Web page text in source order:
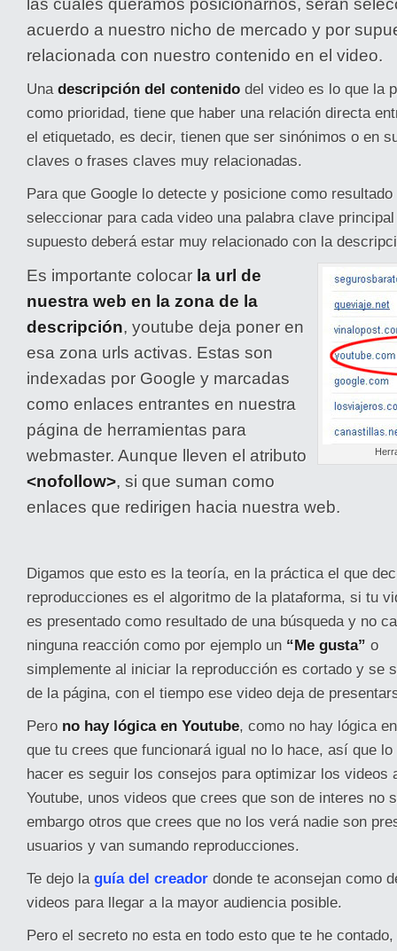
las cuales queramos posicionarnos, serán
acuerdo a nuestro nicho de mercado y por
relacionada con nuestro contenido en el video.
Una descripción del contenido del video es lo que la
como prioridad, tiene que haber una relación directa
el etiquetado, es decir, tienen que ser sinónimos o en
claves o frases claves muy relacionadas.
Para que Google lo detecte y posicione como
seleccionar para cada video una palabra clave
supuesto deberá estar muy relacionado con la
Es importante colocar la url de
nuestra web en la zona de la
descripción, youtube deja poner en
esa zona urls activas. Estas son
indexadas por Google y marcadas
como enlaces entrantes en nuestra
página de herramientas para
webmaster. Aunque lleven el atributo
<nofollow>, si que suman como
enlaces que redirigen hacia nuestra web.
Digamos que esto es la teoría, en la práctica el que
reproducciones es el algoritmo de la plataforma, si tu
es presentado como resultado de una búsqueda y no
ninguna reacción como por ejemplo un “Me gusta” o
simplemente al iniciar la reproducción es cortado y se
de la página, con el tiempo ese video deja de
Pero no hay lógica en Youtube, como no hay lógica
que tu crees que funcionará igual no lo hace, así que
hacer es seguir los consejos para optimizar los videos
Youtube, unos videos que crees que son de interes no
embargo otros que crees que no los verá nadie son
usuarios y van sumando reproducciones.
Te dejo la guía del creador donde te aconsejan como
videos para llegar a la mayor audiencia posible.
Pero el secreto no esta en todo esto que te he